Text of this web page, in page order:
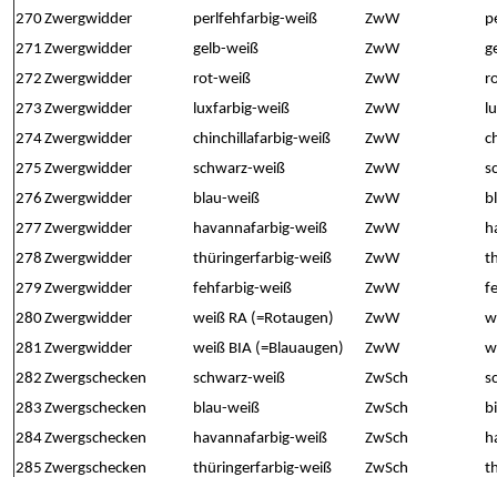
270Zwergwidder perlfehfarbig-weiß ZwW
271 Zwergwidder gelb-weiß ZwW
272 Zwergwidder rot-weiß ZwW
273 Zwergwidder luxfarbig-weiß ZwW
274Zwergwidder chinchillafarbig-weiß ZwW
275 Zwergwidder schwarz-weiß ZwW
276 Zwergwidder blau-weiß ZwW
277 Zwergwidder havannafarbig-weiß ZwW
278 Zwergwidder thüringerfarbig-weiß ZwW
279 Zwergwidder fehfarbig-weiß ZwW
280Zwergwidder weiß RA (=Rotaugen) ZwW
281 Zwergwidder weiß BIA (=Blauaugen) ZwW
282 Zwergschecken schwarz-weiß ZwSch
283 Zwergschecken blau-weiß ZwSch
284Zwergschecken havannafarbig-weiß ZwSch
285 Zwergschecken thüringerfarbig-weiß ZwSch